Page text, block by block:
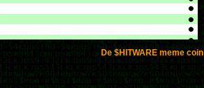
De $HITWARE meme coin